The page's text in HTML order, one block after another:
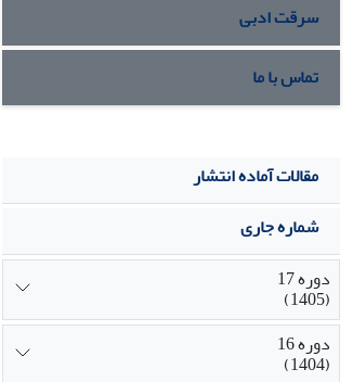
سرقت ادبی
تماس با ما
مقالات آماده انتشار
شماره جاری
دوره 17
(1405)
دوره 16
(1404)